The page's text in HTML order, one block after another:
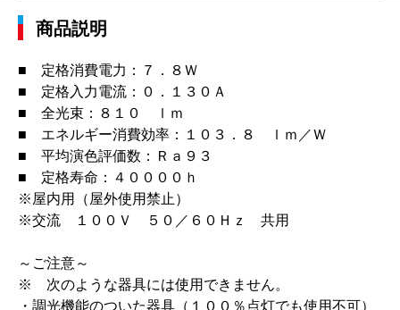
商品説明
■ 定格消費電力：７．８Ｗ
■ 定格入力電流：０．１３０Ａ
■ 全光束：８１０ ｌｍ
■ エネルギー消費効率：１０３．８ ｌｍ／Ｗ
■ 平均演色評価数：Ｒａ９３
■ 定格寿命：４００００ｈ
※屋内用（屋外使用禁止）
※交流 １００Ｖ ５０／６０Ｈｚ 共用
～ご注意～
※ 次のような器具には使用できません。
・調光機能のついた器具（１００％点灯でも使用不可）